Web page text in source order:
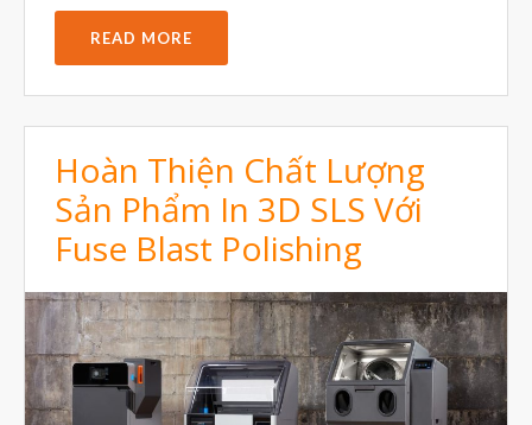
READ MORE
Hoàn Thiện Chất Lượng
Sản Phẩm In 3D SLS Với
Fuse Blast Polishing